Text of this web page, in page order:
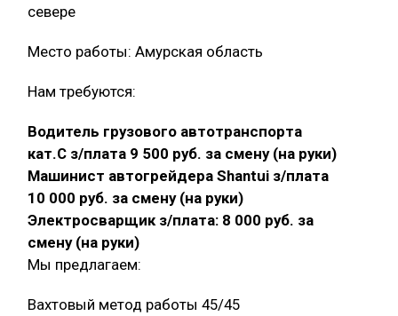
севере
Место работы: Амурская область
Нам требуются:
Водитель грузового автотранспорта
кат.С з/плата 9 500 руб. за смену (на руки)
Машинист автогрейдера Shantui з/плата
10 000 руб. за смену (на руки)
Электросварщик з/плата: 8 000 руб. за
смену (на руки)
Мы предлагаем:
Вахтовый метод работы 45/45